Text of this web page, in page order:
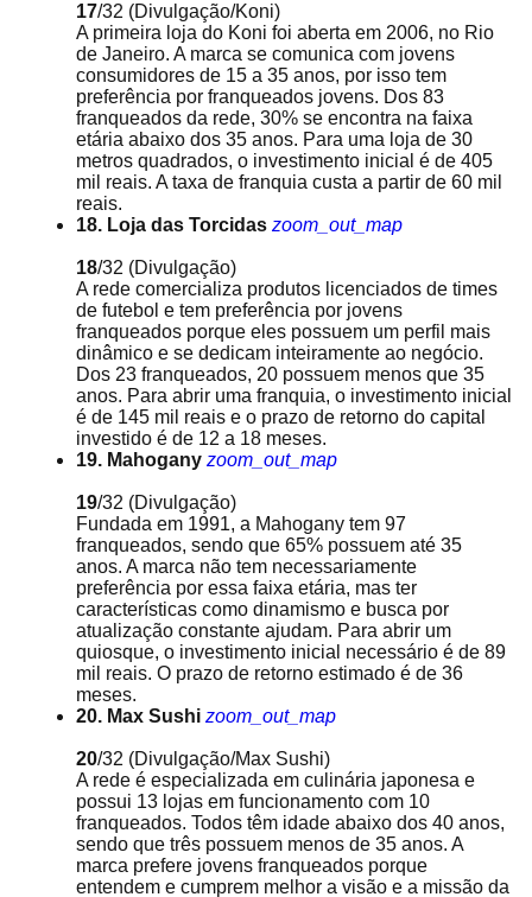
17/32 (Divulgação/Koni)
A primeira loja do Koni foi aberta em 2006, no Rio
de Janeiro. A marca se comunica com jovens
consumidores de 15 a 35 anos, por isso tem
preferência por franqueados jovens. Dos 83
franqueados da rede, 30% se encontra na faixa
etária abaixo dos 35 anos. Para uma loja de 30
metros quadrados, o investimento inicial é de 405
mil reais. A taxa de franquia custa a partir de 60 mil
reais.
18. Loja das Torcidas zoom_out_map
18/32 (Divulgação)
A rede comercializa produtos licenciados de times
de futebol e tem preferência por jovens
franqueados porque eles possuem um perfil mais
dinâmico e se dedicam inteiramente ao negócio.
Dos 23 franqueados, 20 possuem menos que 35
anos. Para abrir uma franquia, o investimento inicial
é de 145 mil reais e o prazo de retorno do capital
investido é de 12 a 18 meses.
19. Mahogany zoom_out_map
19/32 (Divulgação)
Fundada em 1991, a Mahogany tem 97
franqueados, sendo que 65% possuem até 35
anos. A marca não tem necessariamente
preferência por essa faixa etária, mas ter
características como dinamismo e busca por
atualização constante ajudam. Para abrir um
quiosque, o investimento inicial necessário é de 89
mil reais. O prazo de retorno estimado é de 36
meses.
20. Max Sushi zoom_out_map
20/32 (Divulgação/Max Sushi)
A rede é especializada em culinária japonesa e
possui 13 lojas em funcionamento com 10
franqueados. Todos têm idade abaixo dos 40 anos,
sendo que três possuem menos de 35 anos. A
marca prefere jovens franqueados porque
entendem e cumprem melhor a visão e a missão da